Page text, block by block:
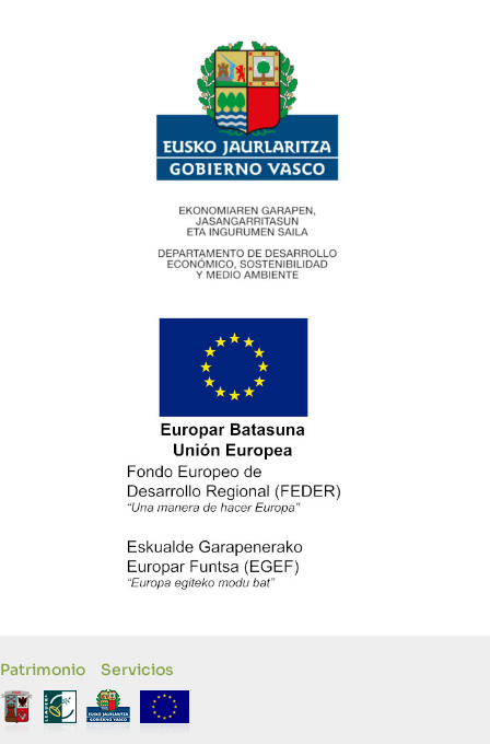
Patrimonio Servicios